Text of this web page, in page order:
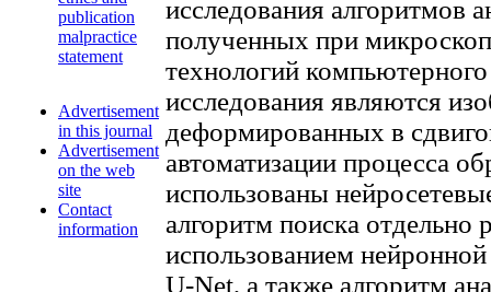
publication
malpractice
statement
Advertisement
in this journal
Advertisement
on the web
site
Contact
information
исследования алгоритмов
полученных при
технологий
исследования являются
деформированных в
автоматизации процесса
использованы
алгоритм поиска
использованием
U-Net, а также алгоритм